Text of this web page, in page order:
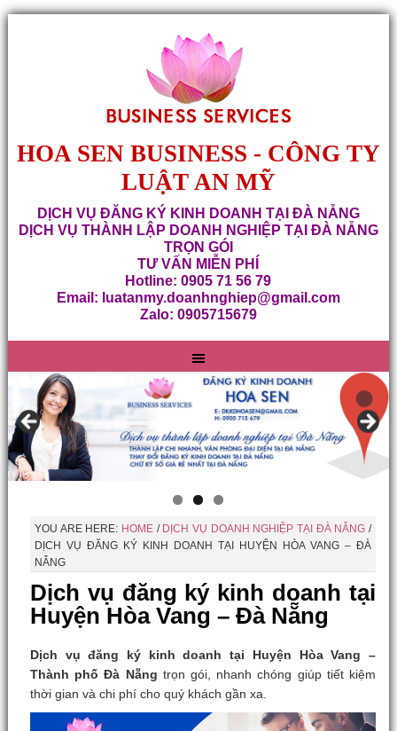
HOA SEN BUSINESS - CÔNG TY
LUẬT AN MỸ
DỊCH VỤ ĐĂNG KÝ KINH DOANH TẠI ĐÀ NẴNG
DỊCH VỤ THÀNH LẬP DOANH NGHIỆP TẠI ĐÀ NẴNG
TRỌN GÓI
TƯ VẤN MIỄN PHÍ
Hotline: 0905 71 56 79
Email: luatanmy.doanhnghiep@gmail.com
Zalo: 0905715679
YOU ARE HERE: HOME / DỊCH VỤ DOANH NGHIỆP TẠI ĐÀ NẴNG /
DỊCH VỤ ĐĂNG KÝ KINH DOANH TẠI HUYỆN HÒA VANG – ĐÀ
NẴNG
Dịch vụ đăng ký kinh doanh tại
Huyện Hòa Vang – Đà Nẵng
Dịch vụ đăng ký kinh doanh tại Huyện Hòa Vang –
Thành phố Đà Nẵng trọn gói, nhanh chóng giúp tiết kiệm
thời gian và chi phí cho quý khách gần xa.